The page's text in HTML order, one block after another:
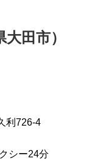
田市）
利726-4
シー24分